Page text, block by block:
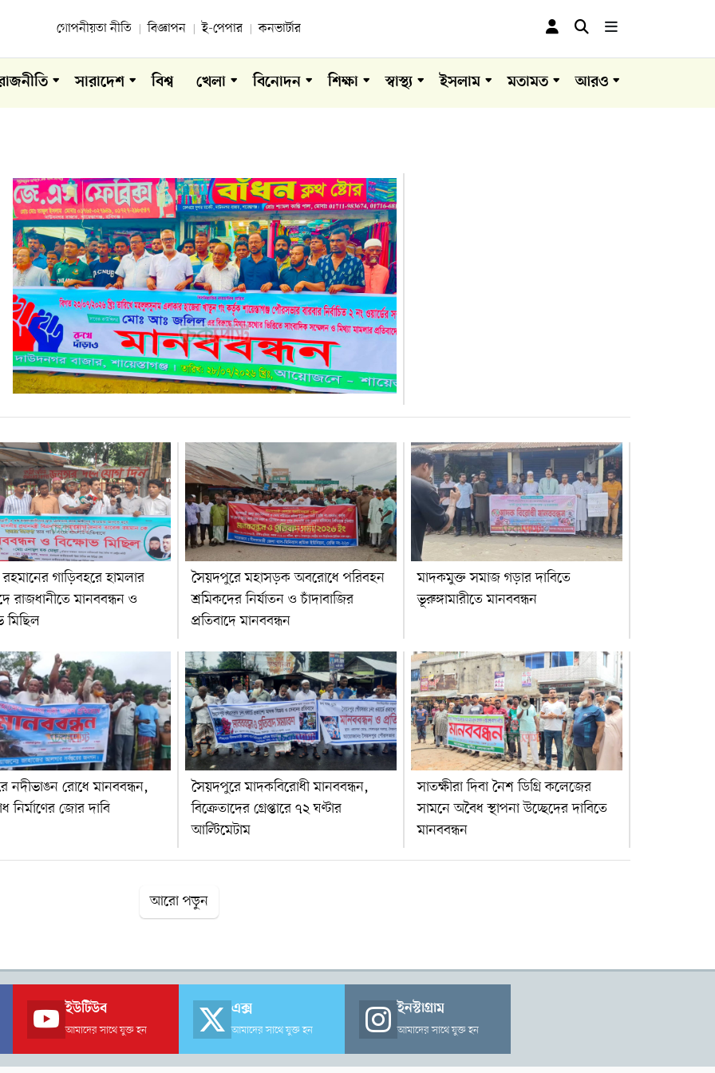
গোপনীয়তা নীতি বিজ্ঞাপন ই-পেপার কনভার্টার
সারাদেশ বিশ্ব খেলা বিনোদন শিক্ষা স্বাস্থ্য ইসলাম মতামত আরও
গাড়িবহরে হামলার
রাজধানীতে মানববন্ধন ও
মিছিল
সৈয়দপুরে মহাসড়ক অবরোধে পরিবহন
শ্রমিকদের নির্যাতন ও চাঁদাবাজির
প্রতিবাদে মানববন্ধন
মাদকমুক্ত সমাজ গড়ার দাবিতে
ভূরুঙ্গামারীতে মানববন্ধন
নদীভাঙন রোধে মানববন্ধন,
নির্মাণের জোর দাবি
সৈয়দপুরে মাদকবিরোধী মানববন্ধন,
বিক্রেতাদের গ্রেপ্তারে ৭২ ঘণ্টার
আল্টিমেটাম
সাতক্ষীরা দিবা নৈশ ডিগ্রি কলেজের
সামনে অবৈধ স্থাপনা উচ্ছেদের দাবিতে
মানববন্ধন
আরো পড়ুন
ইউটিউব
আমাদের সাথে যুক্ত হন
এক্স
আমাদের সাথে যুক্ত হন
ইনস্টাগ্রাম
আমাদের সাথে যুক্ত হন